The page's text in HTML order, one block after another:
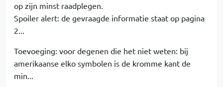
op zijn minst raadplegen.
Spoiler alert: de gevraagde informatie staat op pagina
2...
Toevoeging: voor degenen die het niet weten: bij
amerikaanse elko symbolen is de kromme kant de
min...